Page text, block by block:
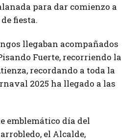
para dar comienzo a
fiesta.
llegaban acompañados
Fuerte, recorriendo la
recordando a toda la
2025 ha llegado a las
emblemático día del
el Alcalde,